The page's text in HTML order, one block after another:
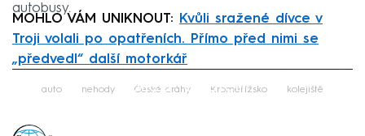
autobusy.
MOHLO VÁM UNIKNOUT:
Kvůli sražené dívce v
Troji volali po opatřeních. Přímo před nimi se
„předvedl“ další motorkář
Failed to fetch
auto nehody České dráhy Kroměřížsko kolejiště